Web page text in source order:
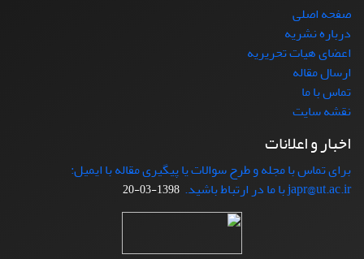
صفحه اصلی
درباره نشریه
اعضای هیات تحریریه
ارسال مقاله
تماس با ما
نقشه سایت
اخبار و اعلانات
برای تماس با مجله و طرح سوالات یا پیگیری مقاله با ایمیل:
japr@ut.ac.ir با ما در ارتباط باشید.
1398-03-20